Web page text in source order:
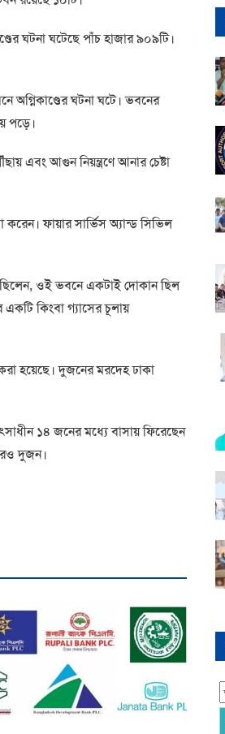
ঘটনা ঘটেছে পাঁচ হাজার ৯০৯টি।
অগ্নিকাণ্ডের ঘটনা ঘটে। ভবনের
পড়ে।
এবং আগুন নিয়ন্ত্রণে আনার চেষ্টা
ফায়ার সার্ভিস অ্যান্ড সিভিল
ওই ভবনে একটাই দোকান ছিল
কিংবা গ্যাসের চূলায়
হয়েছে। দুজনের মরদেহ ঢাকা
১৪ জনের মধ্যে বাসায় ফিরেছেন
দুজন।